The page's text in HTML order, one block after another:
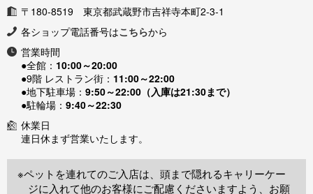
〒180-8519 東京都武蔵野市吉祥寺本町2-3-1
各ショップ電話番号はこちらから
営業時間
●全館： 10:00～20:00
●9階 レストラン街： 11:00～22:00
●地下駐車場： 9:50～22:00（入庫は21:30まで）
●駐輪場： 9:40～22:30
休業日
連日休まず営業いたします。
※ペットを連れてのご入店は、頭まで隠れるキャリーケー
ジに入れて他のお客様にご配慮くださいますよう、お願